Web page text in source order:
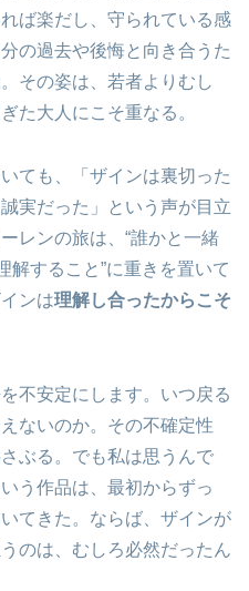
ば楽だし、守られている感
の過去や後悔と向き合うた
その姿は、若者よりむし
た大人にこそ重なる。
ても、「ザインは裏切った
実だった」という声が目立
レンの旅は、“誰かと一緒
解すること”に重きを置いて
ンは理解し合ったからこそ
不安定にします。いつ戻る
ないのか。その不確定性
ぶる。でも私は思うんで
う作品は、最初からずっ
てきた。ならば、ザインが
のは、むしろ必然だったん